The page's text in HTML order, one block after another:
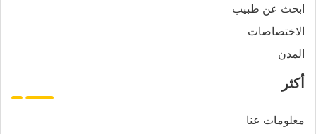
ابحث عن طبيب
الاختصاصات
المدن
أكثر
معلومات عنا